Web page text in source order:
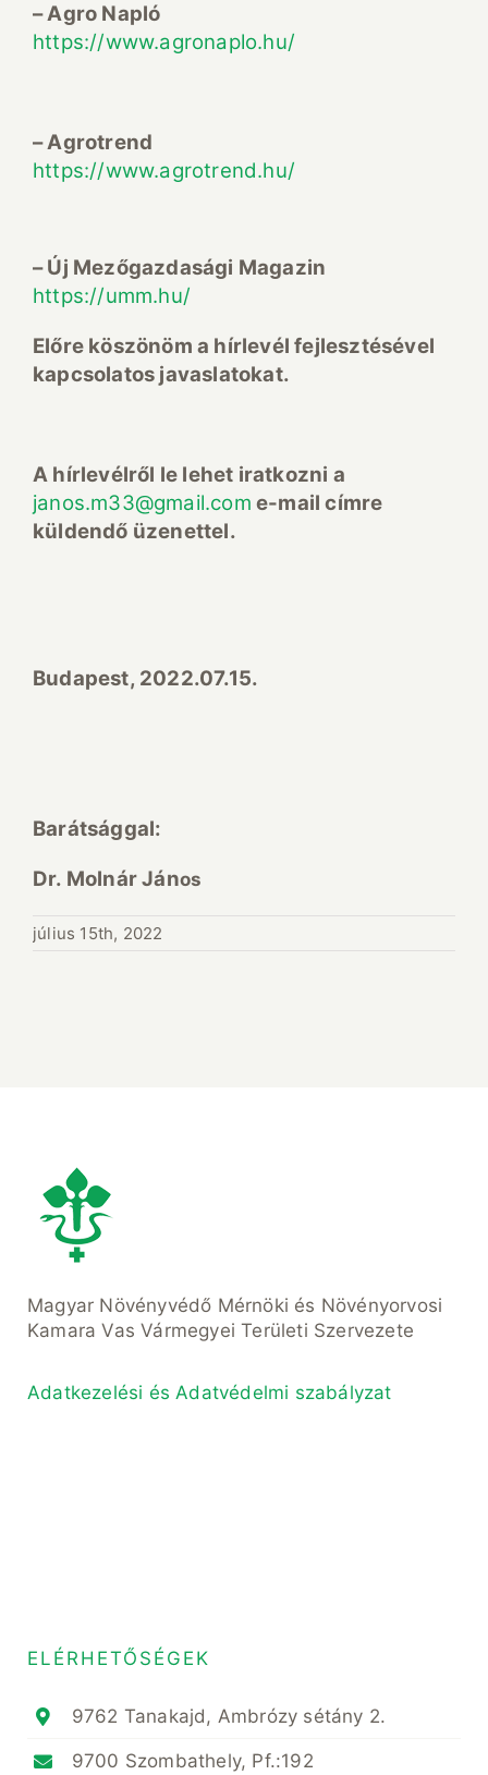
– Agro Napló
https://www.agronaplo.hu/
– Agrotrend
https://www.agrotrend.hu/
– Új Mezőgazdasági Magazin
https://umm.hu/
Előre köszönöm a hírlevél fejlesztésével
kapcsolatos javaslatokat.
A hírlevélről le lehet iratkozni a
janos.m33@gmail.com e-mail címre
küldendő üzenettel.
Budapest, 2022.07.15.
Barátsággal:
Dr. Molnár János
július 15th, 2022
Magyar Növényvédő Mérnöki és Növényorvosi
Kamara Vas Vármegyei Területi Szervezete
Adatkezelési és Adatvédelmi szabályzat
ELÉRHETŐSÉGEK
9762 Tanakajd, Ambrózy sétány 2.
9700 Szombathely, Pf.:192